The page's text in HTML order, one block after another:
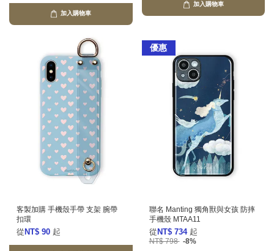
加入購物車
加入購物車
客製加購 手機殼手帶 支架 腕帶
扣環
從 NT$ 90 起
優惠
聯名 Manting 獨角獸與女孩 防摔
手機殼 MTAA11
從 NT$ 734 起
NT$ 798 -8%